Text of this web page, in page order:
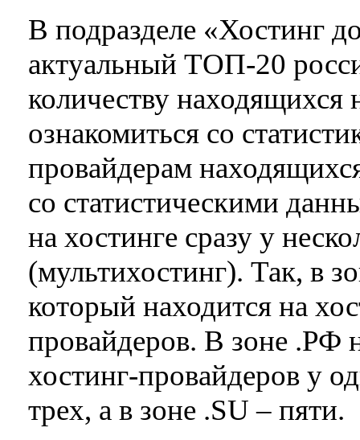
В подразделе «Хостинг
актуальный ТОП-20
количеству находящихся
ознакомиться со
провайдерам
со статистическими
на хостинге сразу у
(мультихостинг). Так, в
который находится на
провайдеров. В зоне .РФ
хостинг-провайдеров у
трех, а в зоне .SU – пяти.